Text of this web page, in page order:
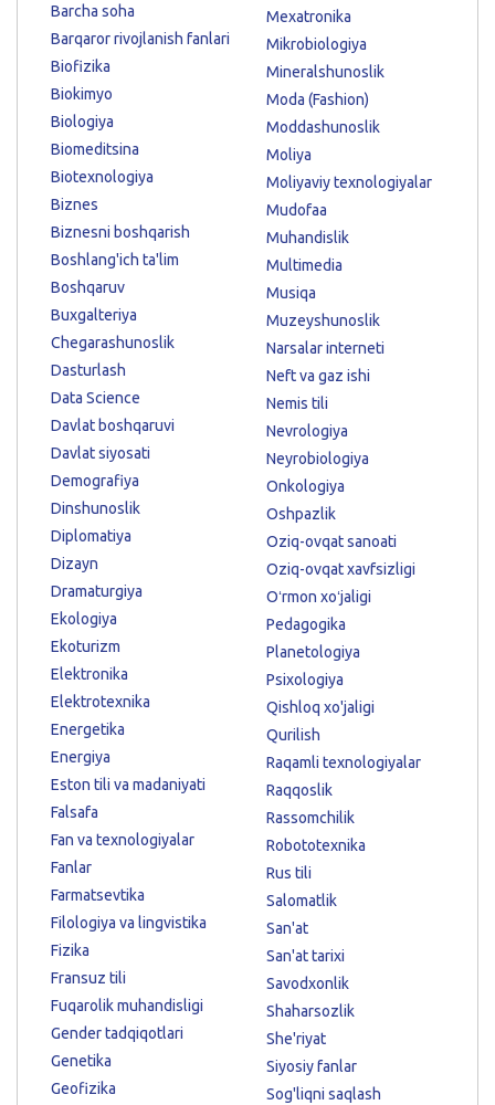
Barcha soha
Barqaror rivojlanish fanlari
Biofizika
Biokimyo
Biologiya
Biomeditsina
Biotexnologiya
Biznes
Biznesni boshqarish
Boshlang'ich ta'lim
Boshqaruv
Buxgalteriya
Chegarashunoslik
Dasturlash
Data Science
Davlat boshqaruvi
Davlat siyosati
Demografiya
Dinshunoslik
Diplomatiya
Dizayn
Dramaturgiya
Ekologiya
Ekoturizm
Elektronika
Elektrotexnika
Energetika
Energiya
Eston tili va madaniyati
Falsafa
Fan va texnologiyalar
Fanlar
Farmatsevtika
Filologiya va lingvistika
Fizika
Fransuz tili
Fuqarolik muhandisligi
Gender tadqiqotlari
Genetika
Geofizika
Mexatronika
Mikrobiologiya
Mineralshunoslik
Moda (Fashion)
Moddashunoslik
Moliya
Moliyaviy texnologiyalar
Mudofaa
Muhandislik
Multimedia
Musiqa
Muzeyshunoslik
Narsalar interneti
Neft va gaz ishi
Nemis tili
Nevrologiya
Neyrobiologiya
Onkologiya
Oshpazlik
Oziq-ovqat sanoati
Oziq-ovqat xavfsizligi
Oʻrmon xoʻjaligi
Pedagogika
Planetologiya
Psixologiya
Qishloq xo'jaligi
Qurilish
Raqamli texnologiyalar
Raqqoslik
Rassomchilik
Robototexnika
Rus tili
Salomatlik
San'at
San'at tarixi
Savodxonlik
Shaharsozlik
She'riyat
Siyosiy fanlar
Sog'liqni saqlash